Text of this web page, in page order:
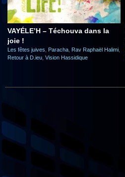
VAYÉLE’H – Téchouva dans la
joie !
Les fêtes juives Paracha Rav Raphaël Halimi
Retour à D.ieu Vision Hassidique